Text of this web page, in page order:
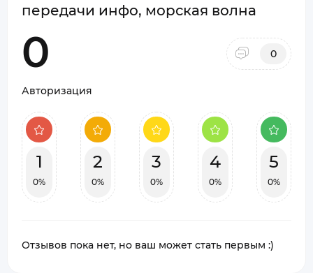
передачи инфо, морская волна
0 0
Авторизация
1
0%
2
0%
3
0%
4
0%
5
0%
Отзывов пока нет, но ваш может стать первым :)